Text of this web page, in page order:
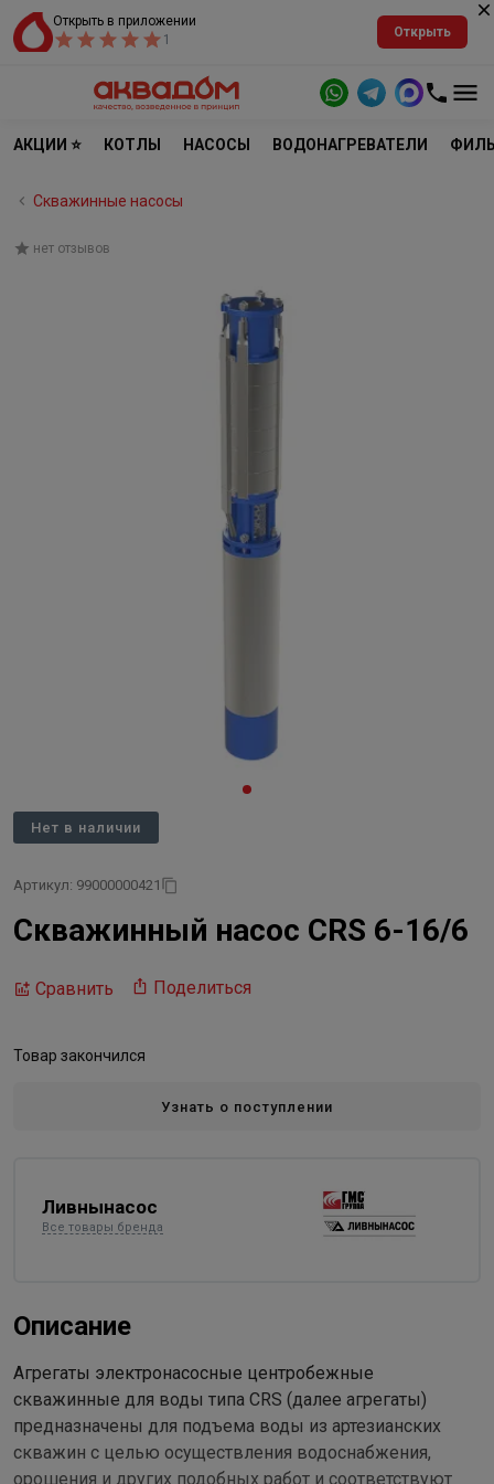
Открыть в приложении
1
Открыть
АКЦИИ ⭐ КОТЛЫ НАСОСЫ ВОДОНАГРЕВАТЕЛИ
Скважинные насосы
нет отзывов
Нет в наличии
Артикул: 99000000421
Скважинный насос CRS 6-16/6
Сравнить Поделиться
Товар закончился
Узнать о поступлении
Ливнынасос
Все товары бренда
Описание
Агрегаты электронасосные центробежные
скважинные для воды типа CRS (далее агрегаты)
предназначены для подъема воды из артезианских
скважин с целью осуществления водоснабжения,
орошения и других подобных работ и соответствуют